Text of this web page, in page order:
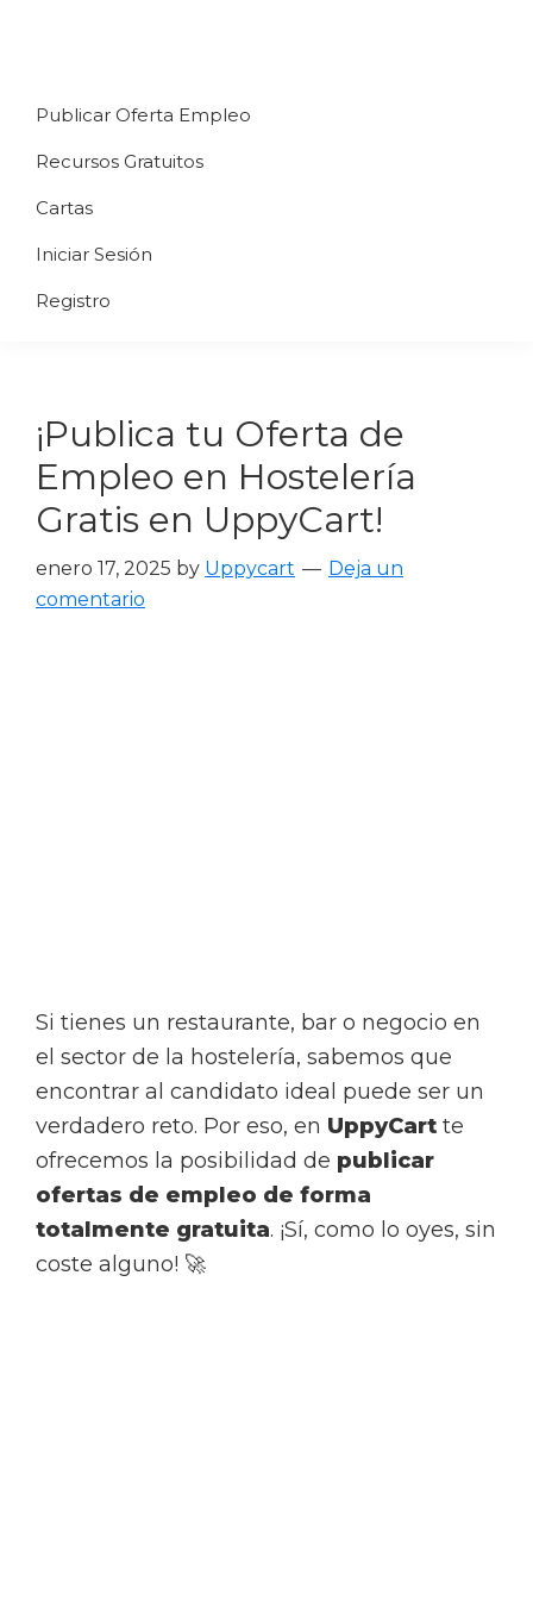
navegación
principal
principal
página
★
Digitaliza
Gratis
Tu
Carta
digital
restaurante
Gratis
★
Tus
través
de
QR
Publicar Oferta Empleo
Recursos Gratuitos
Cartas
Iniciar Sesión
Registro
¡Publica tu Oferta de
Empleo en Hostelería
Gratis en UppyCart!
enero 17, 2025 by Uppycart
Deja un
comentario
Si tienes un restaurante, bar o negocio en
el sector de la hostelería, sabemos que
encontrar al candidato ideal puede ser un
verdadero reto. Por eso, en UppyCart te
ofrecemos la posibilidad de publicar
ofertas de empleo de forma
totalmente gratuita. ¡Sí, como lo oyes, sin
coste alguno! 🚀